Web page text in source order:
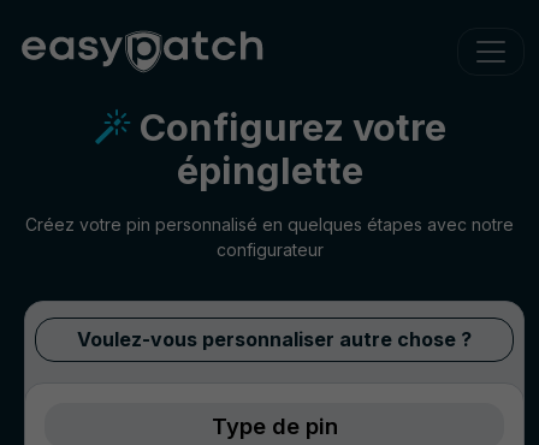
Configurez votre
épinglette
Créez votre pin personnalisé en quelques étapes avec notre
configurateur
Voulez-vous personnaliser autre chose ?
Type de pin